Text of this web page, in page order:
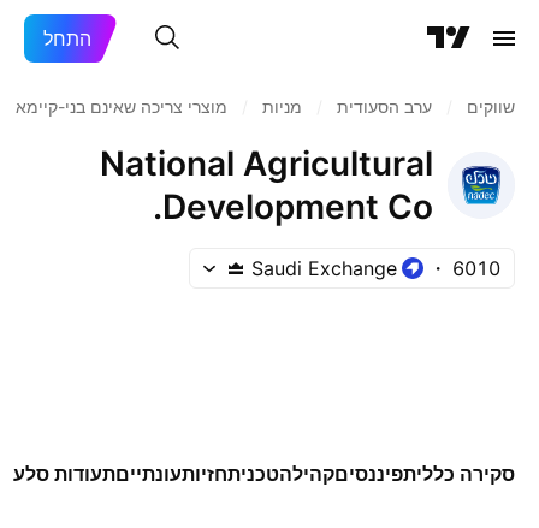
התחל
שווקים ערב הסעודית מניות‏ מוצרי צריכה שאינם בני-קיימא
National Agricultural
Development Co.
6010
Saudi Exchange
סקירה כלליתפיננסיםקהילהטכניתחזיותעונתייםתעודות סל